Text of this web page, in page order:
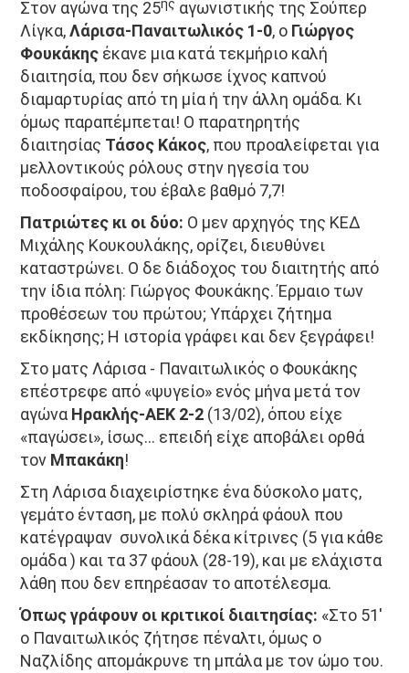
Στον αγώνα της 25ης αγωνιστικής της Σούπερ
Λίγκα,Λάρισα-Παναιτωλικός 1-0, ο Γιώργος
Φουκάκης έκανε μια κατά τεκμήριο καλή
διαιτησία, που δεν σήκωσε ίχνος καπνού
διαμαρτυρίας από τη μία ή την άλλη ομάδα. Κι
όμως παραπέμπεται! Ο παρατηρητής
διαιτησίας Τάσος Κάκος, που προαλείφεται για
μελλοντικούς ρόλους στην ηγεσία του
ποδοσφαίρου, του έβαλε βαθμό 7,7!
Πατριώτες κι οι δύο: Ο μεν αρχηγός της ΚΕΔ
Μιχάλης Κουκουλάκης, ορίζει, διευθύνει
καταστρώνει. Ο δε διάδοχος του διαιτητής από
την ίδια πόλη: Γιώργος Φουκάκης. Έρμαιο των
προθέσεων του πρώτου; Υπάρχει ζήτημα
εκδίκησης; Η ιστορία γράφει και δεν ξεγράφει!
Στο ματς Λάρισα - Παναιτωλικός ο Φουκάκης
επέστρεφε από «ψυγείο» ενός μήνα μετά τον
αγώνα Ηρακλής-ΑΕΚ 2-2 (13/02), όπου είχε
«παγώσει», ίσως… επειδή είχε αποβάλει ορθά
τον Μπακάκη!
Στη Λάρισα διαχειρίστηκε ένα δύσκολο ματς,
γεμάτο ένταση, με πολύ σκληρά φάουλ που
κατέγραψαν συνολικά δέκα κίτρινες (5 για κάθε
ομάδα ) και τα 37 φάουλ (28-19), και με ελάχιστα
λάθη που δεν επηρέασαν το αποτέλεσμα.
Όπως γράφουν οι κριτικοί διαιτησίας: «Στο 51'
ο Παναιτωλικός ζήτησε πέναλτι, όμως ο
Ναζλίδης απομάκρυνε τη μπάλα με τον ώμο του.